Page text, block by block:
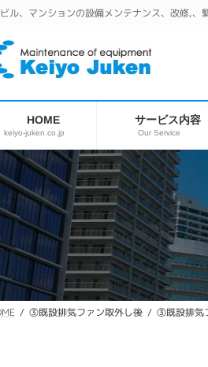
ル、マンションの設備メンテナンス、改修,、
HOME
keiyo-juken.co.jp
サービス内容
Our Service
③既設排気ファン取外し後 ③既設排気